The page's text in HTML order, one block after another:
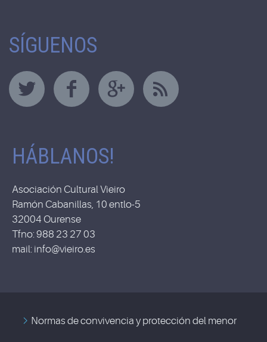
SÍGUENOS
HÁBLANOS!
Asociación Cultural Vieiro
Ramón Cabanillas, 10 entlo-5
32004 Ourense
Tfno: 988 23 27 03
mail: info@vieiro.es
Normas de convivencia y protección del menor